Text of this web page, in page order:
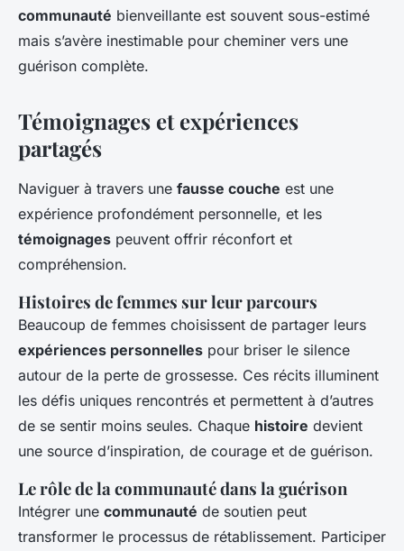
communauté bienveillante est souvent sous-estimé
mais s’avère inestimable pour cheminer vers une
guérison complète.
Témoignages et expériences
partagés
Naviguer à travers une fausse couche est une
expérience profondément personnelle, et les
témoignages peuvent offrir réconfort et
compréhension.
Histoires de femmes sur leur parcours
Beaucoup de femmes choisissent de partager leurs
expériences personnelles pour briser le silence
autour de la perte de grossesse. Ces récits illuminent
les défis uniques rencontrés et permettent à d’autres
de se sentir moins seules. Chaque histoire devient
une source d’inspiration, de courage et de guérison.
Le rôle de la communauté dans la guérison
Intégrer une communauté de soutien peut
transformer le processus de rétablissement. Participer